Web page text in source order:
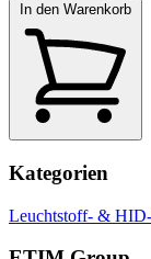
In den Warenkorb
Kategorien
Leuchtstoff- &